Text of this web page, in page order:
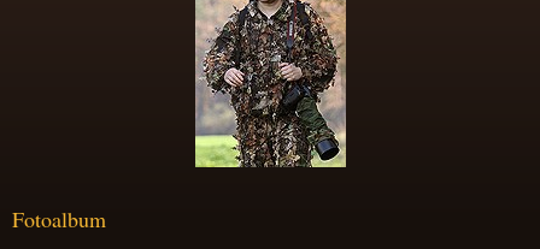
Fotoalbum